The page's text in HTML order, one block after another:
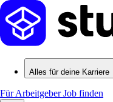
Alles für deine Karriere
Für ArbeitgeberJob finden